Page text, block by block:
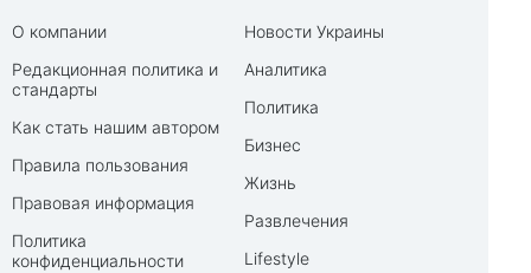
О компании
Редакционная политика и
стандарты
Как стать нашим автором
Правила пользования
Правовая информация
Политика
конфиденциальности
Новости Украины
Аналитика
Политика
Бизнес
Жизнь
Развлечения
Lifestyle